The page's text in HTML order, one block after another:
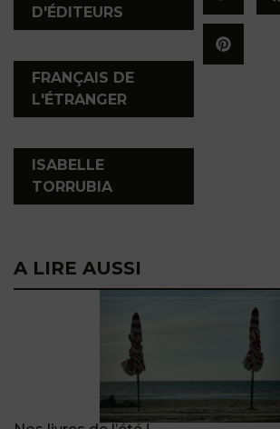
D'ÉDITEURS
FRANÇAIS DE
L'ÉTRANGER
ISABELLE
TORRUBIA
A LIRE AUSSI